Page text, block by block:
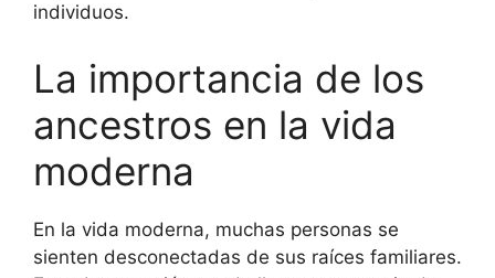
individuos.
La importancia de los
ancestros en la vida
moderna
En la vida moderna, muchas personas se
sienten desconectadas de sus raíces familiares.